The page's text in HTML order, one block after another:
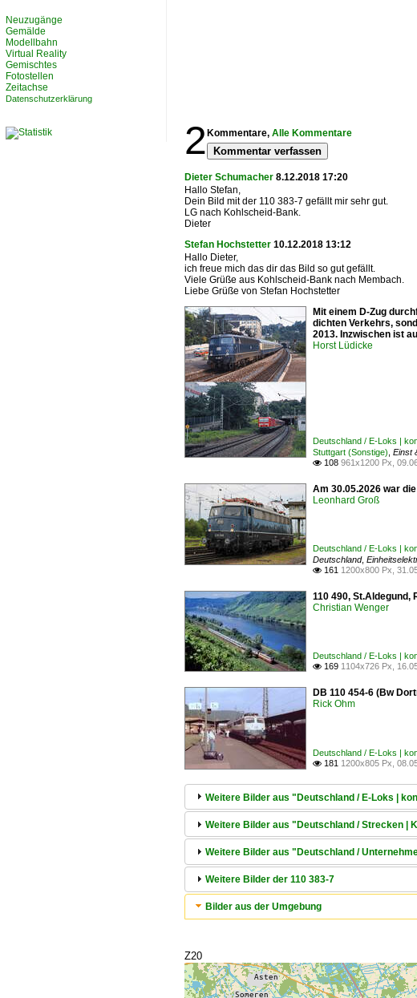
2 Kommentare, Alle Kommentare
Kommentar verfassen
Dieter Schumacher 8.12.2018 17:20
Hallo Stefan,
Dein Bild mit der 110 383-7 gefällt mir sehr gut.
LG nach Kohlscheid-Bank.
Dieter
Stefan Hochstetter 10.12.2018 13:12
Hallo Dieter,
ich freue mich das dir das Bild so gut gefällt.
Viele Grüße aus Kohlscheid-Bank nach Membach.
Liebe Grüße von Stefan Hochstetter
Mit einem D-Zug
dichten Verkehrs,
2013. Inzwischen ist
Horst Lüdicke
Deutschland / E-Loks |
Stuttgart (Sonstige) Einst
 108 961x1200 Px,
Am 30.05.2026 war
Leonhard Groß
Deutschland / E-Loks |
Deutschland,
 161 1200x800 Px,
110 490, St.Aldegund,
Christian Wenger
Deutschland / E-Loks |
 169 1104x726 Px,
DB 110 454-6 (Bw
Rick Ohm
Deutschland / E-Loks |
 181 1200x805 Px,
Weitere Bilder aus "Deutschland / E-Loks |
Weitere Bilder aus "Deutschland / Strecken |
Weitere Bilder aus "Deutschland /
Weitere Bilder der 110 383-7
Bilder aus der Umgebung
Z20
Neuzugänge
Gemälde
Modellbahn
Virtual Reality
Gemischtes
Fotostellen
Zeitachse
Datenschutzerklärung